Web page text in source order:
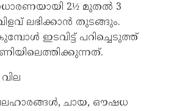
2½ മുതൽ 3
ലഭിക്കാൻ തുടങ്ങും.
ഇടവിട്ട് പറിച്ചെടുത്ത്
ചായ, ഔഷധ